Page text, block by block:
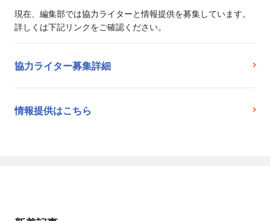
現在、編集部では協力ライターと情報提供を募集しています。
詳しくは下記リンクをご確認ください。
協力ライター募集詳細
情報提供はこちら